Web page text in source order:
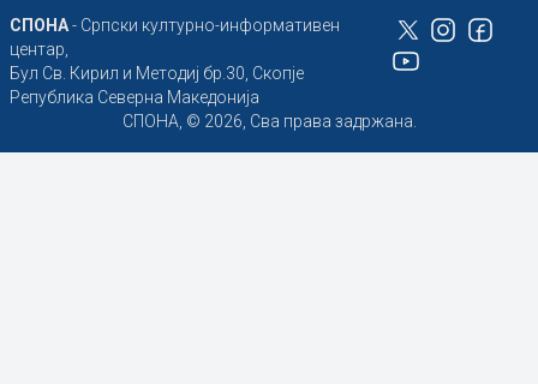
СПОНА- Српски културно-информативен
центар,
Бул Св. Кирил и Методиј бр.30, Скопје
Република Северна Македонија
СПОНА, © 2026, Сва права задржана.